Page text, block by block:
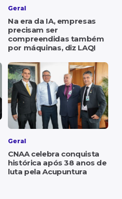
Geral
Na era da IA, empresas
precisam ser
compreendidas também
por máquinas, diz LAQI
Geral
CNAA celebra conquista
histórica após 38 anos de
luta pela Acupuntura